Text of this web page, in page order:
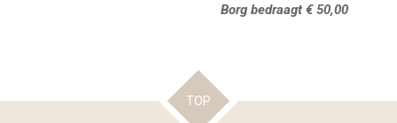
Borg bedraagt € 50,00
TOP